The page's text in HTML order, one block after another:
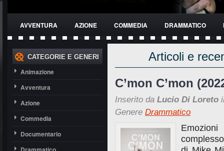
AVVENTURA AZIONE COMMEDIA DRAMMATICO
THRILLER
CATEGORIE E GENERI
Animazione
Avventura
Azione
Commedia
Documentario
Articoli e
C’mon C’mon
Inserito da Lucio Di Loreto
Genere Drammatico